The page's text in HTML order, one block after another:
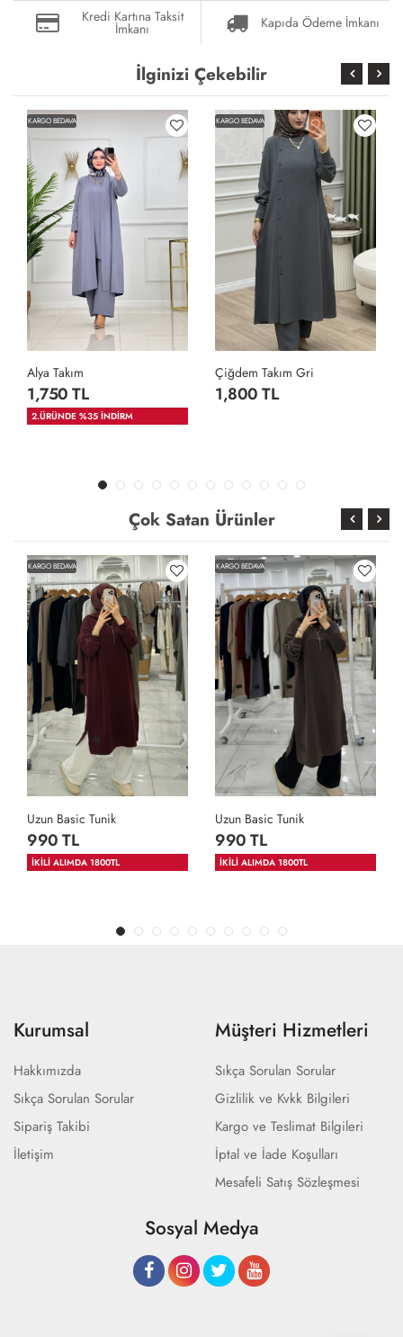
Kredi Kartına Taksit
İmkanı Kapıda Ödeme İmkanı
İlginizi Çekebilir
KARGO BEDAVA
Alya Takım
1,750 TL
2.ÜRÜNDE %35 İNDİRM
KARGO BEDAVA
Çiğdem Takım Gri
1,800 TL
Çok Satan Ürünler
KARGO BEDAVA
Uzun Basic Tunik
990 TL
İKİLİ ALIMDA 1800TL
KARGO BEDAVA
Uzun Basic Tunik
990 TL
İKİLİ ALIMDA 1800TL
Kurumsal
Hakkımızda
Sıkça Sorulan Sorular
Sipariş Takibi
İletişim
Müşteri Hizmetleri
Sıkça Sorulan Sorular
Gizlilik ve Kvkk Bilgileri
Kargo ve Teslimat Bilgileri
İptal ve İade Koşulları
Mesafeli Satış Sözleşmesi
Sosyal Medya